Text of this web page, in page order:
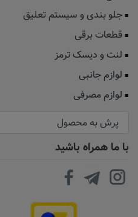
جلو بندی و سیستم تعلیق
قطعات برقی
لنت و دیسک ترمز
لوازم جانبی
لوازم مصرفی
با ما همراه باشید